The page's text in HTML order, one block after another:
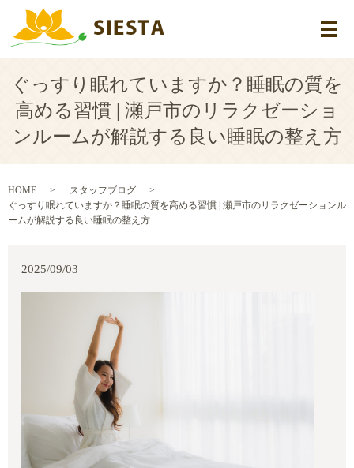
メ
ぐっすり眠れていますか？睡眠の質を
高める習慣 | 瀬戸市のリラクゼーショ
ンルームが解説する良い睡眠の整え方
HOME
スタッフブログ
ぐっすり眠れていますか？睡眠の質を高める習慣 | 瀬戸市のリラクゼーションル
ームが解説する良い睡眠の整え方
2025/09/03